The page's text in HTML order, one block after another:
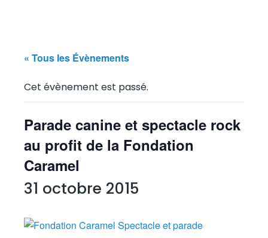
« Tous les Évènements
Cet évènement est passé.
Parade canine et spectacle rock
au profit de la Fondation
Caramel
31 octobre 2015